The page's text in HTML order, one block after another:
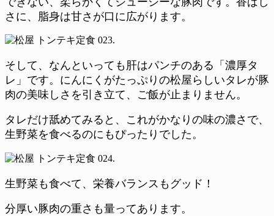
さに、脂身は甘さが口に広がります。
そして、なんといっても肝はパンチのある「濃厚タ
レ」です。にんにくがたっぷりの松屋らしいタレが豚
肉の美味しさを引き立て、ご飯が止まりません。
タレだけ舐めてみると、これがかなりの味の濃さで、
生野菜を食べるのにもぴったりでした。
生野菜も食べて、栄養バランスもグッド！
分厚い豚肉の重さも量ってあります。